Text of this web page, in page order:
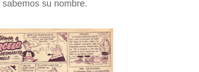
su nombre.